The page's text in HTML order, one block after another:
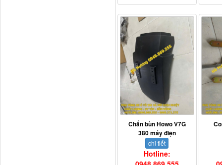
Chắn bùn Howo V7G
380 máy điện
chi tiết
Hotline: